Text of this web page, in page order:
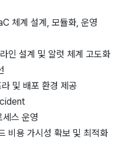
체계 설계, 모듈화, 운영
인 설계 및 알럿 체계 고도화
및 배포 환경 제공
스 운영
비용 가시성 확보 및 최적화